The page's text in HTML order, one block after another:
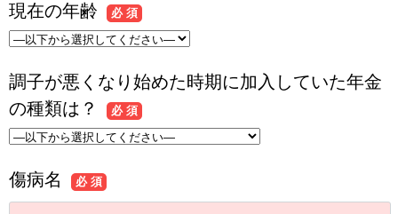
現在の年齢 必 須
調子が悪くなり始めた時期に加入していた年金
の種類は？
必 須
傷病名 必 須